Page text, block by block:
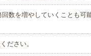
数を増やしていくことも可
ださい。